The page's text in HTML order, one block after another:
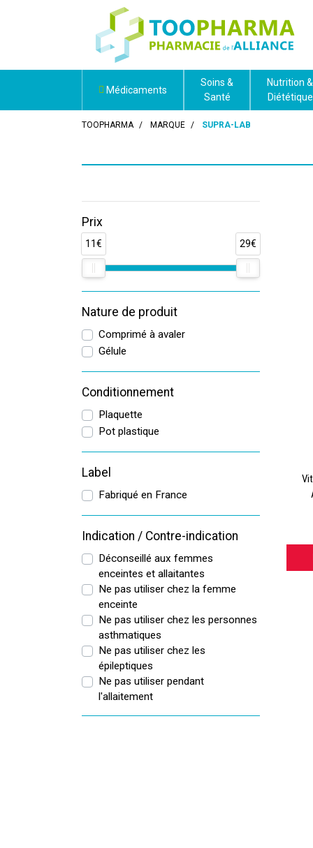
Médicaments
Soins &
Santé
Nutrition &
Diététique
TOOPHARMA MARQUE SUPRA-LAB
Prix
11€ 29€
Nature de produit
Comprimé à avaler
Gélule
Conditionnement
Plaquette
Pot plastique
Label
Fabriqué en France
Indication / Contre-indication
Déconseillé aux femmes
enceintes et allaitantes
Ne pas utiliser chez la femme
enceinte
Ne pas utiliser chez les personnes
asthmatiques
Ne pas utiliser chez les
épileptiques
Ne pas utiliser pendant
l'allaitement